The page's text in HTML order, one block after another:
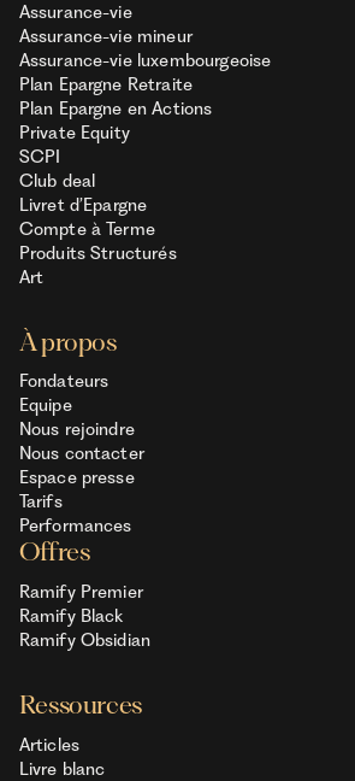
Assurance-vie
Assurance-vie mineur
Assurance-vie luxembourgeoise
Plan Epargne Retraite
Plan Epargne en Actions
Private Equity
SCPI
Club deal
Livret d’Epargne
Compte à Terme
Produits Structurés
Art
À propos
Fondateurs
Equipe
Nous rejoindre
Nous contacter
Espace presse
Tarifs
Performances
Offres
Ramify Premier
Ramify Black
Ramify Obsidian
Ressources
Articles
Livre blanc